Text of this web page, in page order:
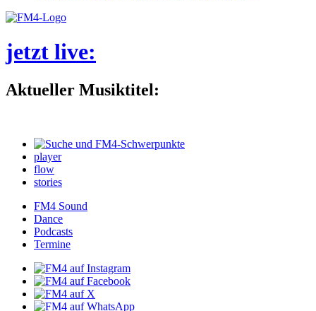
jetztlive:
AktuellerMusiktitel:
player
flow
stories
FM4Sound
Dance
Podcasts
Termine